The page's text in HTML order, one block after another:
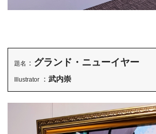
題名 ： グランド・ニューイヤー
Illustrator ： 武内崇